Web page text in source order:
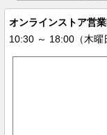
オンラインストア営
10:30 ～ 18:00（木曜